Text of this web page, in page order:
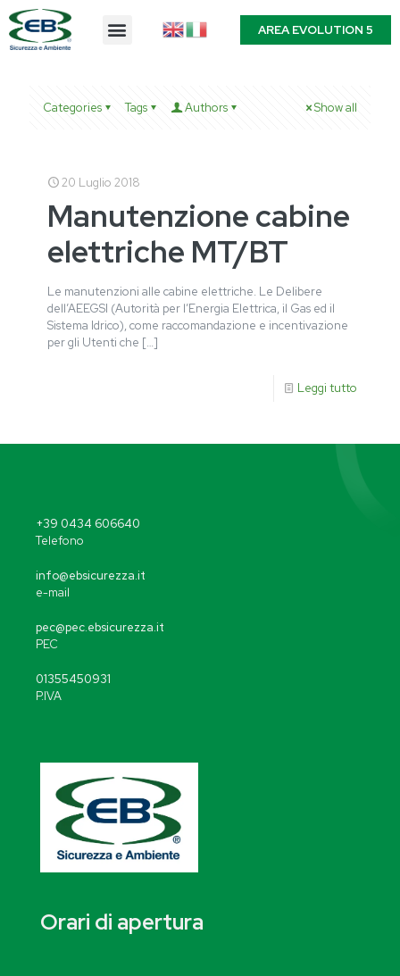
AREA EVOLUTION 5
Categories Tags Authors Show all
20 Luglio 2018
Manutenzione cabine
elettriche MT/BT
Le manutenzioni alle cabine elettriche. Le Delibere
dell’AEEGSI (Autorità per l’Energia Elettrica, il Gas ed il
Sistema Idrico), come raccomandazione e incentivazione
per gli Utenti che […]
Leggi tutto
+39 0434 606640
Telefono
info@ebsicurezza.it
e-mail
pec@pec.ebsicurezza.it
PEC
01355450931
P.IVA
Orari di apertura